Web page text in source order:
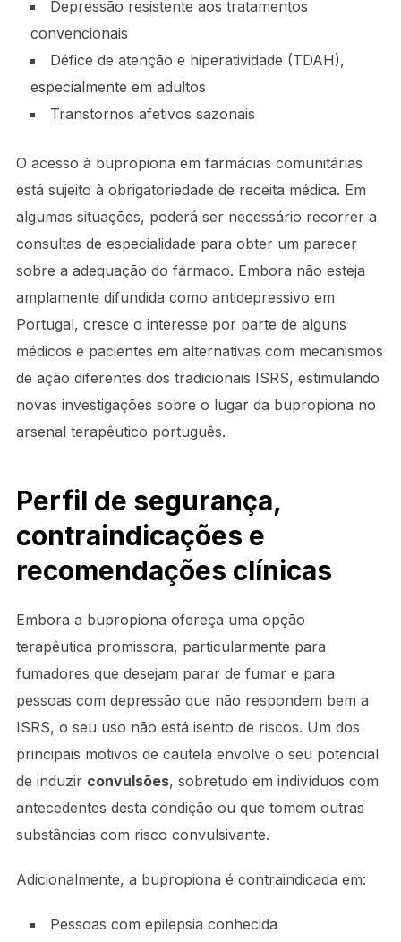
Depressão resistente aos tratamentos
convencionais
Défice de atenção e hiperatividade (TDAH),
especialmente em adultos
Transtornos afetivos sazonais
O acesso à bupropiona em farmácias comunitárias
está sujeito à obrigatoriedade de receita médica. Em
algumas situações, poderá ser necessário recorrer a
consultas de especialidade para obter um parecer
sobre a adequação do fármaco. Embora não esteja
amplamente difundida como antidepressivo em
Portugal, cresce o interesse por parte de alguns
médicos e pacientes em alternativas com mecanismos
de ação diferentes dos tradicionais ISRS, estimulando
novas investigações sobre o lugar da bupropiona no
arsenal terapêutico português.
Perfil de segurança,
contraindicações e
recomendações clínicas
Embora a bupropiona ofereça uma opção
terapêutica promissora, particularmente para
fumadores que desejam parar de fumar e para
pessoas com depressão que não respondem bem a
ISRS, o seu uso não está isento de riscos. Um dos
principais motivos de cautela envolve o seu potencial
de induzir convulsões, sobretudo em indivíduos com
antecedentes desta condição ou que tomem outras
substâncias com risco convulsivante.
Adicionalmente, a bupropiona é contraindicada em:
Pessoas com epilepsia conhecida